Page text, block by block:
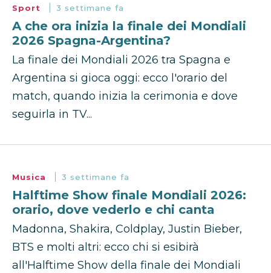
Sport 3 settimane fa
A che ora inizia la finale dei Mondiali
2026 Spagna-Argentina?
La finale dei Mondiali 2026 tra Spagna e
Argentina si gioca oggi: ecco l'orario del
match, quando inizia la cerimonia e dove
seguirla in TV...
Musica 3 settimane fa
Halftime Show finale Mondiali 2026:
orario, dove vederlo e chi canta
Madonna, Shakira, Coldplay, Justin Bieber,
BTS e molti altri: ecco chi si esibirà
all'Halftime Show della finale dei Mondiali